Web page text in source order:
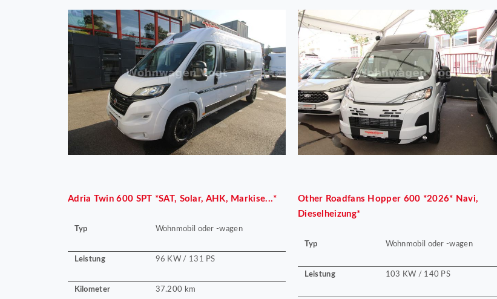
Adria Twin 600 SPT *SAT, Solar, AHK, Markise...*
Typ Wohnmobil oder -wagen
Leistung 96 KW / 131 PS
Kilometer 37.200 km
Other Roadfans Hopper 600 *2026* Navi,
Dieselheizung*
Typ Wohnmobil oder -wagen
Leistung 103 KW / 140 PS